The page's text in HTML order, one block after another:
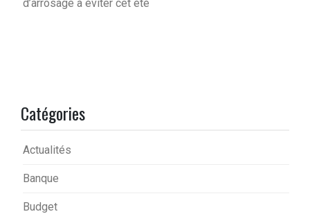
d’arrosage à éviter cet été
Catégories
Actualités
Banque
Budget